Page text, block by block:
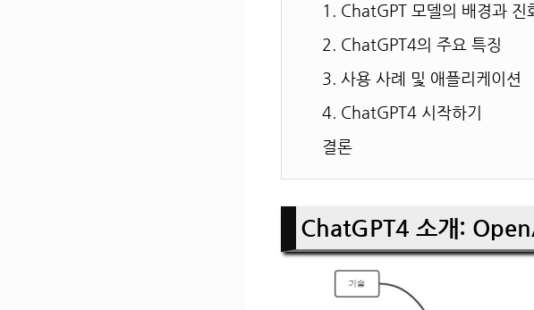
1. ChatGPT 모델의 배경과 진
2. ChatGPT4의 주요 특징
3. 사용 사례 및 애플리케이션
4. ChatGPT4 시작하기
결론
ChatGPT4 소개: